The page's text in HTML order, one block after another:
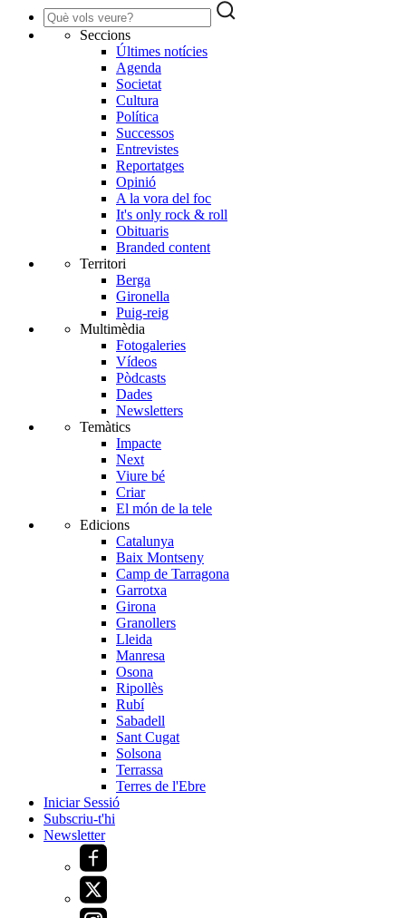
Seccions
Últimes notícies
Agenda
Societat
Cultura
Política
Successos
Entrevistes
Reportatges
Opinió
A la vora del foc
It's only rock & roll
Obituaris
Branded content
Territori
Berga
Gironella
Puig-reig
Multimèdia
Fotogaleries
Vídeos
Pòdcasts
Dades
Newsletters
Temàtics
Impacte
Next
Viure bé
Criar
El món de la tele
Edicions
Catalunya
Baix Montseny
Camp de Tarragona
Garrotxa
Girona
Granollers
Lleida
Manresa
Osona
Ripollès
Rubí
Sabadell
Sant Cugat
Solsona
Terrassa
Terres de l'Ebre
Iniciar Sessió
Subscriu-t'hi
Newsletter